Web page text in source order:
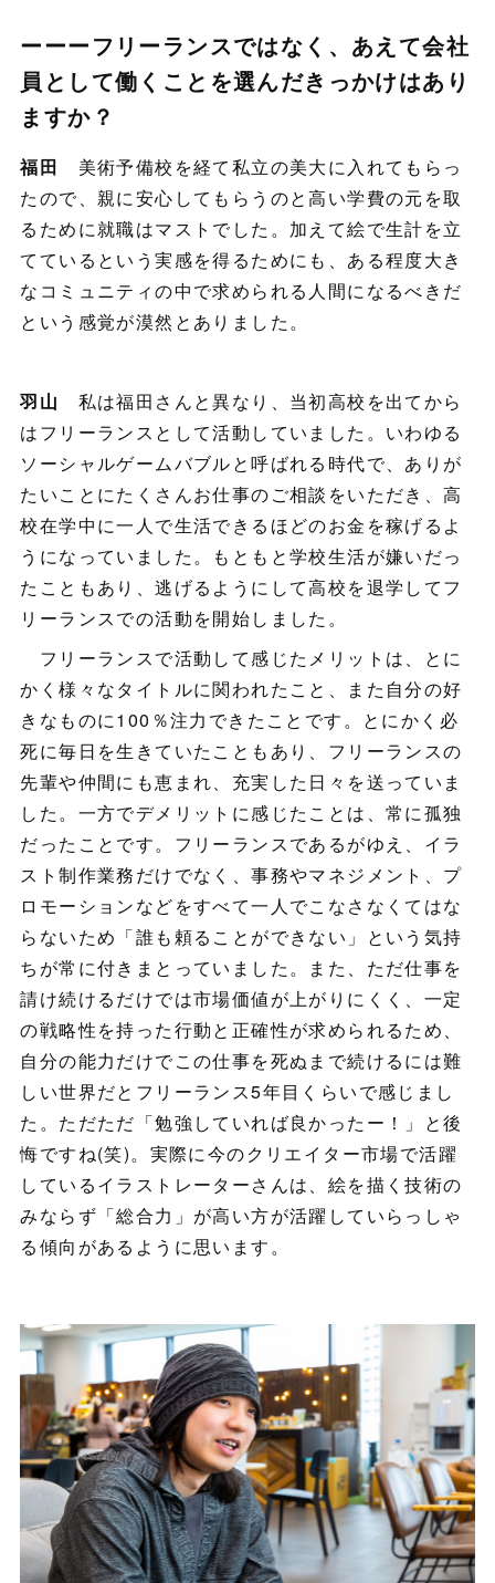
ーーーフリーランスではなく、あえて会社
員として働くことを選んだきっかけはあり
ますか？
福田 美術予備校を経て私立の美大に入れてもらっ
たので、親に安心してもらうのと高い学費の元を取
るために就職はマストでした。加えて絵で生計を立
てているという実感を得るためにも、ある程度大き
なコミュニティの中で求められる人間になるべきだ
という感覚が漠然とありました。
羽山 私は福田さんと異なり、当初高校を出てから
はフリーランスとして活動していました。いわゆる
ソーシャルゲームバブルと呼ばれる時代で、ありが
たいことにたくさんお仕事のご相談をいただき、高
校在学中に一人で生活できるほどのお金を稼げるよ
うになっていました。もともと学校生活が嫌いだっ
たこともあり、逃げるようにして高校を退学してフ
リーランスでの活動を開始しました。
フリーランスで活動して感じたメリットは、とに
かく様々なタイトルに関われたこと、また自分の好
きなものに100％注力できたことです。とにかく必
死に毎日を生きていたこともあり、フリーランスの
先輩や仲間にも恵まれ、充実した日々を送っていま
した。一方でデメリットに感じたことは、常に孤独
だったことです。フリーランスであるがゆえ、イラ
スト制作業務だけでなく、事務やマネジメント、プ
ロモーションなどをすべて一人でこなさなくてはな
らないため「誰も頼ることができない」という気持
ちが常に付きまとっていました。また、ただ仕事を
請け続けるだけでは市場価値が上がりにくく、一定
の戦略性を持った行動と正確性が求められるため、
自分の能力だけでこの仕事を死ぬまで続けるには難
しい世界だとフリーランス5年目くらいで感じまし
た。ただただ「勉強していれば良かったー！」と後
悔ですね(笑)。実際に今のクリエイター市場で活躍
しているイラストレーターさんは、絵を描く技術の
みならず「総合力」が高い方が活躍していらっしゃ
る傾向があるように思います。